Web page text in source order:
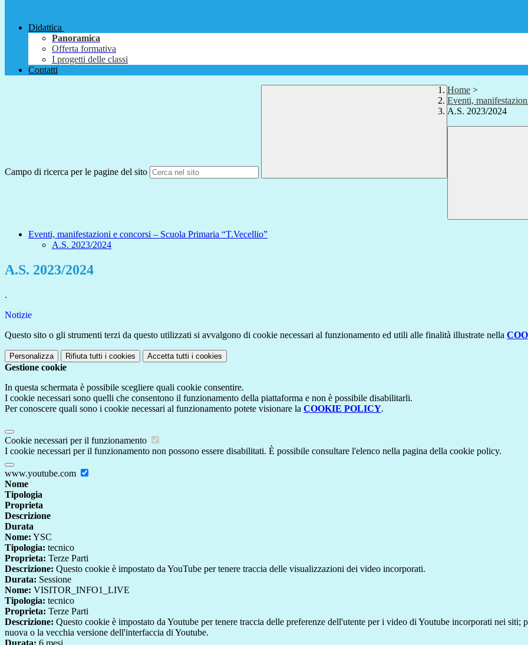
Didattica
Panoramica
Offerta formativa
I progetti delle classi
Contatti
Campo di ricerca per le pagine del sito
Home >
Eventi,
A.S. 2023/2024
Eventi, manifestazioni e concorsi – Scuola Primaria “T.Vecellio”
A.S. 2023/2024
A.S. 2023/2024
.
Notizie
Questo sito o gli strumenti terzi da questo utilizzati si avvalgono di cookie necessari al funzionamento ed utili alle finalità illustrate nella
Personalizza Rifiuta tutti i cookies Accetta tutti i cookies
Gestione cookie
In questa schermata è possibile scegliere quali cookie consentire.
I cookie necessari sono quelli che consentono il funzionamento della piattaforma e non è possibile disabilitarli.
Per conoscere quali sono i cookie necessari al funzionamento potete visionare la COOKIE POLICY.
Cookie necessari per il funzionamento
I cookie necessari per il funzionamento non possono essere disabilitati. È possibile consultare l'elenco nella pagina della cookie policy.
www.youtube.com
Nome
Tipologia
Proprieta
Descrizione
Durata
Nome: YSC
Tipologia: tecnico
Proprieta: Terze Parti
Descrizione: Questo cookie è impostato da YouTube per tenere traccia delle visualizzazioni dei video incorporati.
Durata: Sessione
Nome: VISITOR_INFO1_LIVE
Tipologia: tecnico
Proprieta: Terze Parti
Descrizione: Questo cookie è impostato da Youtube per tenere traccia delle preferenze dell'utente per i video di Youtube incorporati nei
nuova o la vecchia versione dell'interfaccia di Youtube.